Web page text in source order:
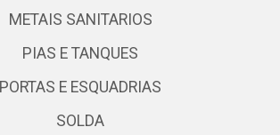
METAIS SANITARIOS
PIAS E TANQUES
PORTAS E ESQUADRIAS
SOLDA